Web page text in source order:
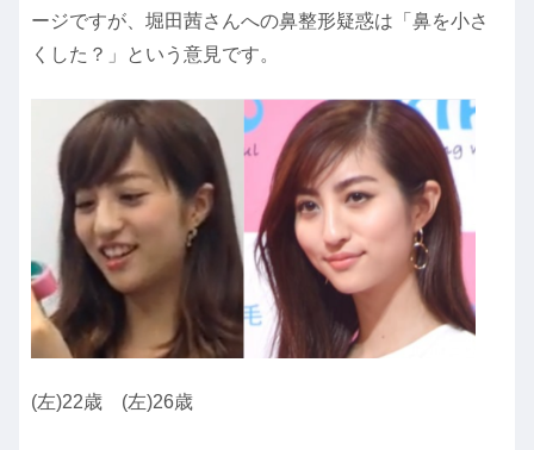
ージですが、堀田茜さんへの鼻整形疑惑は「鼻を小さ
くした？」という意見です。
(左)22歳 (左)26歳